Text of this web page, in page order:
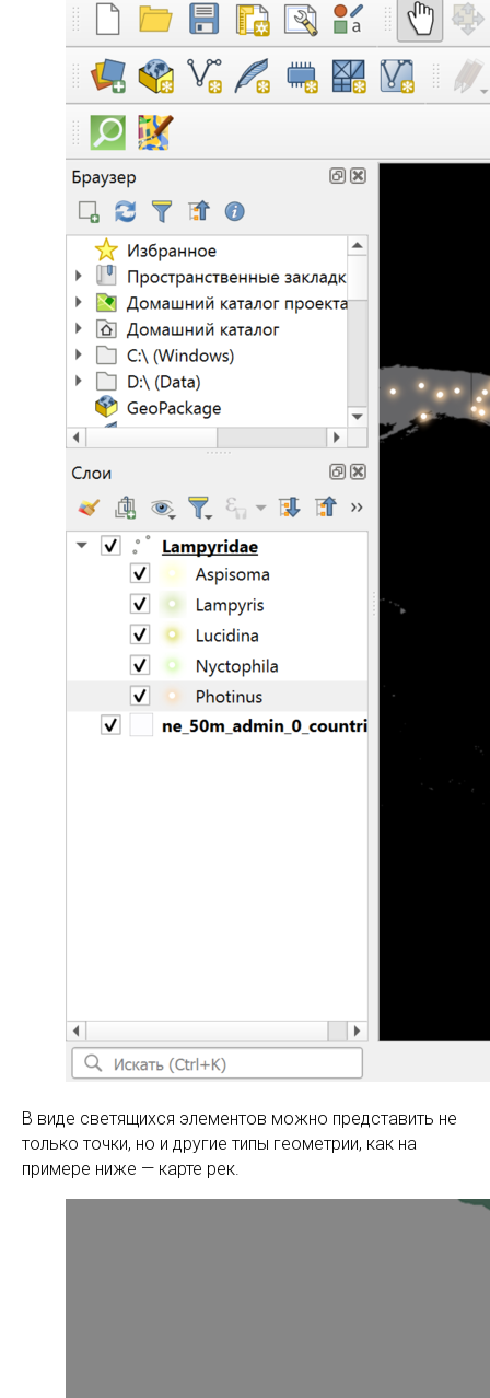
В виде светящихся элементов можно представить не
только точки, но и другие типы геометрии, как на
примере ниже — карте рек.